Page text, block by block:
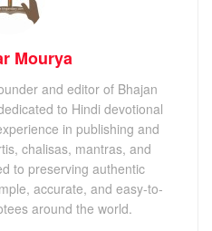
Mourya
and editor of Bhajan
to Hindi devotional
in publishing and
chalisas, mantras, and
to preserving authentic
accurate, and easy-to-
around the world.